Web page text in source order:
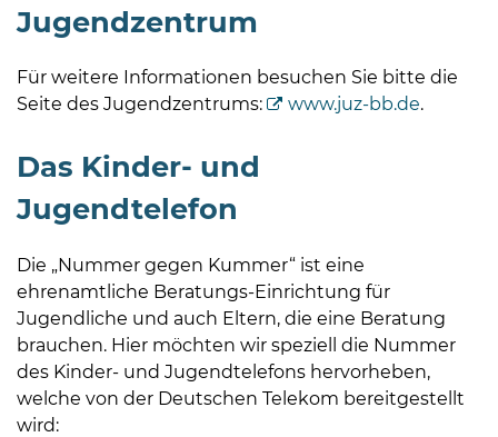
12
und
14
Uhr
sowie
Jugendzentrum
Für weitere Informationen besuchen Sie bitte die
Seite des Jugendzentrums:
www.juz-bb.de.
Das Kinder- und
Jugendtelefon
Die „Nummer gegen Kummer“ ist eine
ehrenamtliche Beratungs-Einrichtung für
Jugendliche und auch Eltern, die eine Beratung
brauchen. Hier möchten wir speziell die Nummer
des Kinder- und Jugendtelefons hervorheben,
welche von der Deutschen Telekom bereitgestellt
wird: